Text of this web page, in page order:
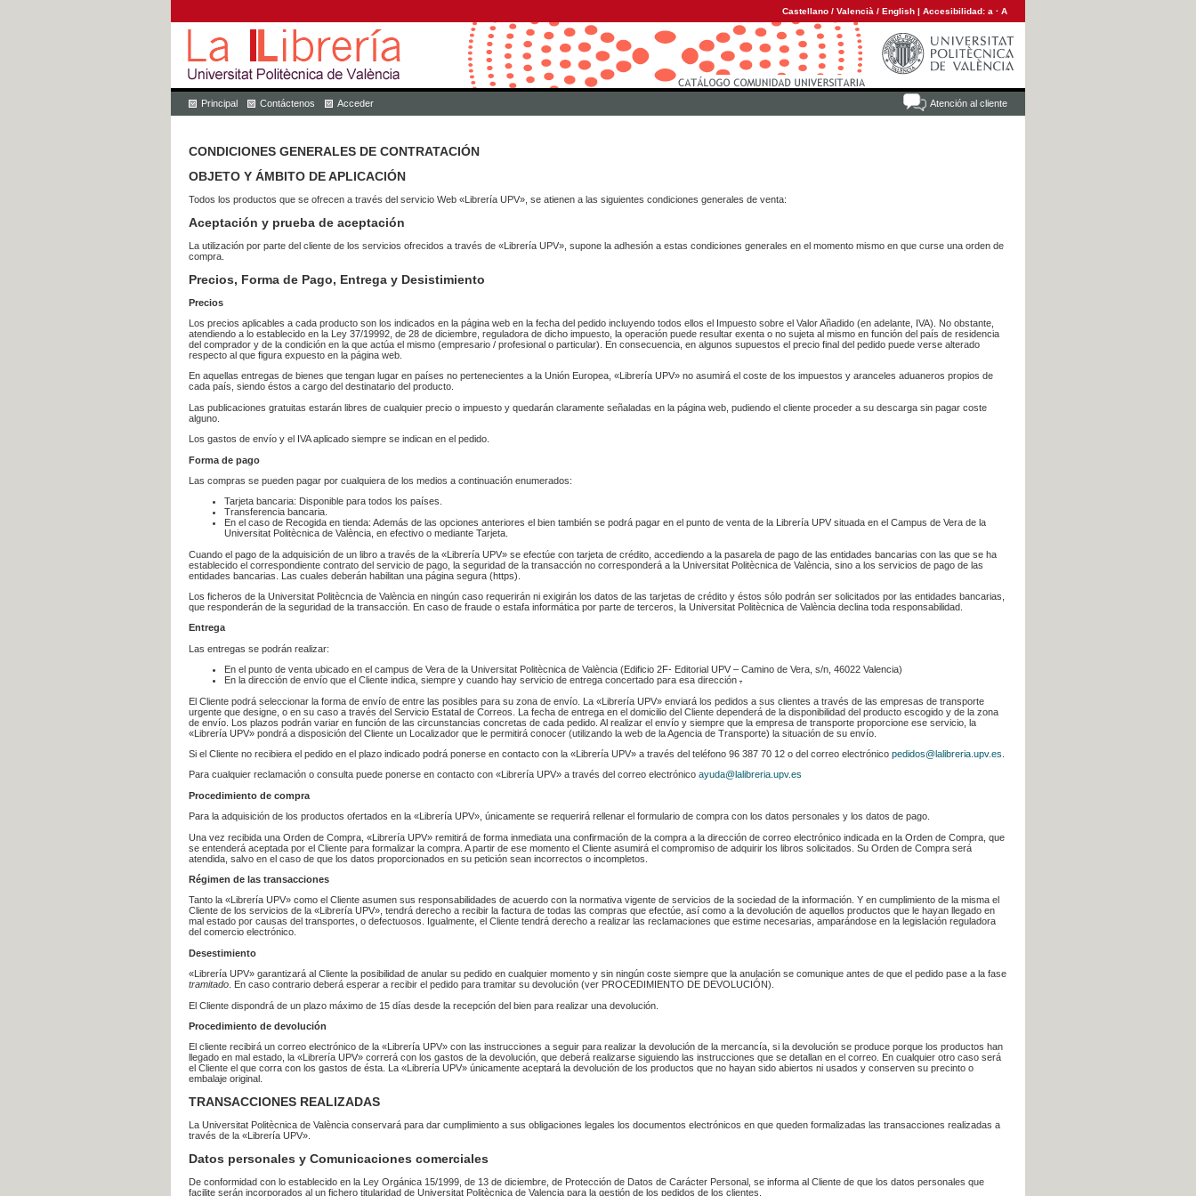
Castellano / Valencià / English | Accesibilidad: a · A
Atención al cliente
Principal Contáctenos Acceder
CONDICIONES GENERALES DE CONTRATACIÓN
OBJETO Y ÁMBITO DE APLICACIÓN
Todos los productos que se ofrecen a través del servicio Web «Librería UPV», se atienen a las siguientes condiciones generales de venta:
Aceptación y prueba de aceptación
La utilización por parte del cliente de los servicios ofrecidos a través de «Librería UPV», supone la adhesión a estas condiciones generales en el momento mismo en que curse una orden de
compra.
Precios, Forma de Pago, Entrega y Desistimiento
Precios
Los precios aplicables a cada producto son los indicados en la página web en la fecha del pedido incluyendo todos ellos el Impuesto sobre el Valor Añadido (en adelante, IVA). No obstante,
atendiendo a lo establecido en la Ley 37/19992, de 28 de diciembre, reguladora de dicho impuesto, la operación puede resultar exenta o no sujeta al mismo en función del país de residencia
del comprador y de la condición en la que actúa el mismo (empresario / profesional o particular). En consecuencia, en algunos supuestos el precio final del pedido puede verse alterado
respecto al que figura expuesto en la página web.
En aquellas entregas de bienes que tengan lugar en países no pertenecientes a la Unión Europea, «Librería UPV» no asumirá el coste de los impuestos y aranceles aduaneros propios de
cada país, siendo éstos a cargo del destinatario del producto.
Las publicaciones gratuitas estarán libres de cualquier precio o impuesto y quedarán claramente señaladas en la página web, pudiendo el cliente proceder a su descarga sin pagar coste
alguno.
Los gastos de envío y el IVA aplicado siempre se indican en el pedido.
Forma de pago
Las compras se pueden pagar por cualquiera de los medios a continuación enumerados:
Tarjeta bancaria: Disponible para todos los países.
Transferencia bancaria.
En el caso de Recogida en tienda: Además de las opciones anteriores el bien también se podrá pagar en el punto de venta de la Librería UPV situada en el Campus de Vera de la
Universitat Politècnica de València, en efectivo o mediante Tarjeta.
Cuando el pago de la adquisición de un libro a través de la «Librería UPV» se efectúe con tarjeta de crédito, accediendo a la pasarela de pago de las entidades bancarias con las que se ha
establecido el correspondiente contrato del servicio de pago, la seguridad de la transacción no corresponderá a la Universitat Politècnica de València, sino a los servicios de pago de las
entidades bancarias. Las cuales deberán habilitan una página segura (https).
Los ficheros de la Universitat Politècncia de València en ningún caso requerirán ni exigirán los datos de las tarjetas de crédito y éstos sólo podrán ser solicitados por las entidades bancarias,
que responderán de la seguridad de la transacción. En caso de fraude o estafa informática por parte de terceros, la Universitat Politècnica de València declina toda responsabilidad.
Entrega
Las entregas se podrán realizar:
En el punto de venta ubicado en el campus de Vera de la Universitat Politècnica de València (Edificio 2F- Editorial UPV – Camino de Vera, s/n, 46022 Valencia)
En la dirección de envío que el Cliente indica, siempre y cuando hay servicio de entrega concertado para esa dirección .
El Cliente podrá seleccionar la forma de envío de entre las posibles para su zona de envío. La «Librería UPV» enviará los pedidos a sus clientes a través de las empresas de transporte
urgente que designe, o en su caso a través del Servicio Estatal de Correos. La fecha de entrega en el domicilio del Cliente dependerá de la disponibilidad del producto escogido y de la zona
de envío. Los plazos podrán variar en función de las circunstancias concretas de cada pedido. Al realizar el envío y siempre que la empresa de transporte proporcione ese servicio, la
«Librería UPV» pondrá a disposición del Cliente un Localizador que le permitirá conocer (utilizando la web de la Agencia de Transporte) la situación de su envío.
Si el Cliente no recibiera el pedido en el plazo indicado podrá ponerse en contacto con la «Librería UPV» a través del teléfono 96 387 70 12 o del correo electrónico pedidos@lalibreria.upv.es
Para cualquier reclamación o consulta puede ponerse en contacto con «Librería UPV» a través del correo electrónico ayuda@lalibreria.upv.es
Procedimiento de compra
Para la adquisición de los productos ofertados en la «Librería UPV», únicamente se requerirá rellenar el formulario de compra con los datos personales y los datos de pago.
Una vez recibida una Orden de Compra, «Librería UPV» remitirá de forma inmediata una confirmación de la compra a la dirección de correo electrónico indicada en la Orden de Compra, que
se entenderá aceptada por el Cliente para formalizar la compra. A partir de ese momento el Cliente asumirá el compromiso de adquirir los libros solicitados. Su Orden de Compra será
atendida, salvo en el caso de que los datos proporcionados en su petición sean incorrectos o incompletos.
Régimen de las transacciones
Tanto la «Librería UPV» como el Cliente asumen sus responsabilidades de acuerdo con la normativa vigente de servicios de la sociedad de la información. Y en cumplimiento de la misma el
Cliente de los servicios de la «Librería UPV», tendrá derecho a recibir la factura de todas las compras que efectúe, así como a la devolución de aquellos productos que le hayan llegado en
mal estado por causas del transportes, o defectuosos. Igualmente, el Cliente tendrá derecho a realizar las reclamaciones que estime necesarias, amparándose en la legislación reguladora
del comercio electrónico.
Desestimiento
«Librería UPV» garantizará al Cliente la posibilidad de anular su pedido en cualquier momento y sin ningún coste siempre que la anulación se comunique antes de que el pedido pase a la fase
tramitado . En caso contrario deberá esperar a recibir el pedido para tramitar su devolución (ver PROCEDIMIENTO DE DEVOLUCIÓN).
El Cliente dispondrá de un plazo máximo de 15 días desde la recepción del bien para realizar una devolución.
Procedimiento de devolución
El cliente recibirá un correo electrónico de la «Librería UPV» con las instrucciones a seguir para realizar la devolución de la mercancía, si la devolución se produce porque los productos han
llegado en mal estado, la «Librería UPV» correrá con los gastos de la devolución, que deberá realizarse siguiendo las instrucciones que se detallan en el correo. En cualquier otro caso será
el Cliente el que corra con los gastos de ésta. La «Librería UPV» únicamente aceptará la devolución de los productos que no hayan sido abiertos ni usados y conserven su precinto o
embalaje original.
TRANSACCIONES REALIZADAS
La Universitat Politècnica de València conservará para dar cumplimiento a sus obligaciones legales los documentos electrónicos en que queden formalizadas las transacciones realizadas a
través de la «Librería UPV».
Datos personales y Comunicaciones comerciales
De conformidad con lo establecido en la Ley Orgánica 15/1999, de 13 de diciembre, de Protección de Datos de Carácter Personal, se informa al Cliente de que los datos personales que
facilite serán incorporados al un fichero titularidad de Universitat Politècnica de Valencia para la gestión de los pedidos de los clientes.